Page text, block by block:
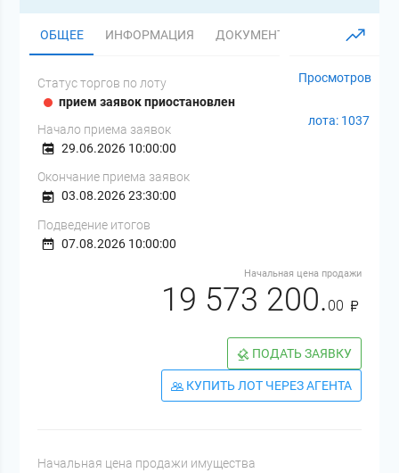
ОБЩЕЕ ИНФОРМАЦИЯ ДОКУМЕНТЫ
Просмотров
лота: 1037
Статус торгов по лоту
прием заявок приостановлен
Начало приема заявок
29.06.2026 10:00:00
Окончание приема заявок
03.08.2026 23:30:00
Подведение итогов
07.08.2026 10:00:00
Начальная цена продажи
19 573 200. 00
ПОДАТЬ ЗАЯВКУ
КУПИТЬ ЛОТ ЧЕРЕЗ АГЕНТА
Начальная цена продажи имущества